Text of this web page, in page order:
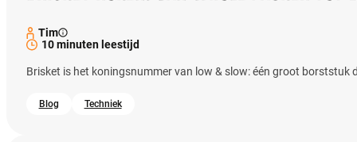
Tim
10 minuten leestijd
Brisket is het koningsnummer van low & slow: één groot
Blog Techniek